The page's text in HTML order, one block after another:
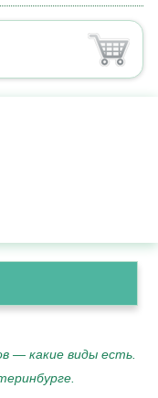
— какие виды есть.